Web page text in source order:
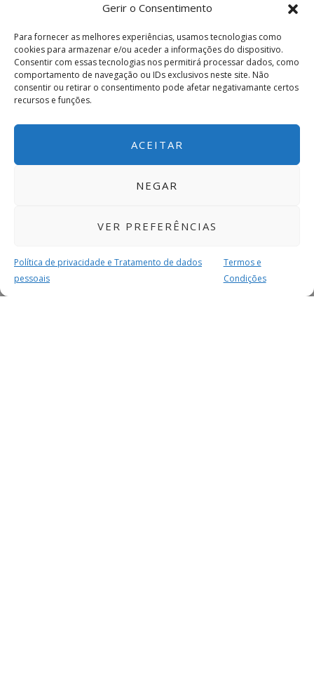
Gerir o Consentimento
Para fornecer as melhores experiências, usamos tecnologias como
cookies para armazenar e/ou aceder a informações do dispositivo.
Consentir com essas tecnologias nos permitirá processar dados, como
comportamento de navegação ou IDs exclusivos neste site. Não
consentir ou retirar o consentimento pode afetar negativamante certos
recursos e funções.
ACEITAR
NEGAR
VER PREFERÊNCIAS
Política de privacidade e Tratamento de dados
pessoais
Termos e
Condições